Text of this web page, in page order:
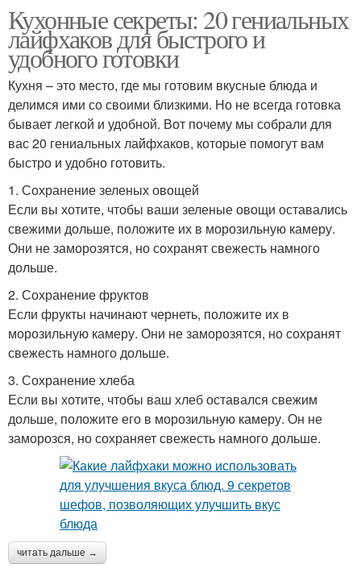
Кухонные секреты: 20 гениальных
лайфхаков для быстрого и
удобного готовки
Кухня – это место, где мы готовим вкусные блюда и
делимся ими со своими близкими. Но не всегда готовка
бывает легкой и удобной. Вот почему мы собрали для
вас 20 гениальных лайфхаков, которые помогут вам
быстро и удобно готовить.
1. Сохранение зеленых овощей
Если вы хотите, чтобы ваши зеленые овощи оставались
свежими дольше, положите их в морозильную камеру.
Они не заморозятся, но сохранят свежесть намного
дольше.
2. Сохранение фруктов
Если фрукты начинают чернеть, положите их в
морозильную камеру. Они не заморозятся, но сохранят
свежесть намного дольше.
3. Сохранение хлеба
Если вы хотите, чтобы ваш хлеб оставался свежим
дольше, положите его в морозильную камеру. Он не
заморозся, но сохраняет свежесть намного дольше.
читать дальше →